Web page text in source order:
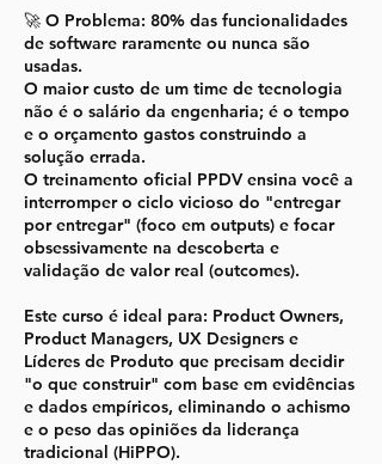
🚀 O Problema: 80% das funcionalidades
de software raramente ou nunca são
usadas.
O maior custo de um time de tecnologia
não é o salário da engenharia; é o tempo
e o orçamento gastos construindo a
solução errada.
O treinamento oficial PPDV ensina você a
interromper o ciclo vicioso do "entregar
por entregar" (foco em outputs) e focar
obsessivamente na descoberta e
validação de valor real (outcomes).
Este curso é ideal para: Product Owners,
Product Managers, UX Designers e
Líderes de Produto que precisam decidir
"o que construir" com base em evidências
e dados empíricos, eliminando o achismo
e o peso das opiniões da liderança
tradicional (HiPPO).